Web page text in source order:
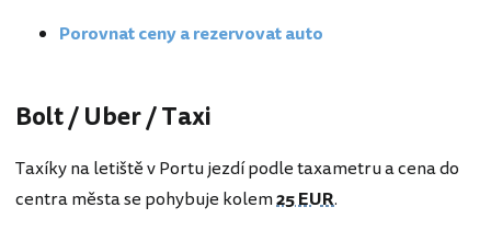
Porovnat ceny a rezervovat auto
Bolt / Uber / Taxi
Taxíky na letiště v Portu jezdí podle taxametru a cena do
centra města se pohybuje kolem25 EUR.